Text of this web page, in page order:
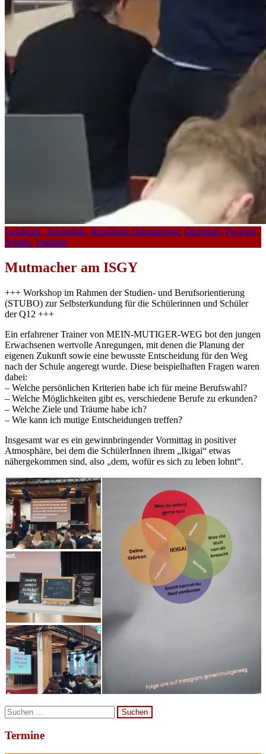
Lehrkraft _Rückblick, Berufliche Orientierung, Oberstufe, Projekte,
Schule, Vorträge
Mutmacher am ISGY
+++ Workshop im Rahmen der Studien- und Berufsorientierung
(STUBO) zur Selbsterkundung für die Schülerinnen und Schüler
der Q12 +++
Ein erfahrener Trainer von MEIN-MUTIGER-WEG bot den jungen
Erwachsenen wertvolle Anregungen, mit denen die Planung der
eigenen Zukunft sowie eine bewusste Entscheidung für den Weg
nach der Schule angeregt wurde. Diese beispielhaften Fragen waren
dabei:
– Welche persönlichen Kriterien habe ich für meine Berufswahl?
– Welche Möglichkeiten gibt es, verschiedene Berufe zu erkunden?
– Welche Ziele und Träume habe ich?
– Wie kann ich mutige Entscheidungen treffen?
Insgesamt war es ein gewinnbringender Vormittag in positiver
Atmosphäre, bei dem die SchülerInnen ihrem „Ikigai“ etwas
nähergekommen sind, also „dem, wofür es sich zu leben lohnt“.
Suchen
nach:
Termine